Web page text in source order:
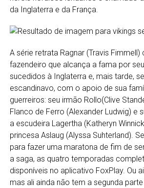
da Inglaterra e da França.
A série retrata Ragnar (Travis Fimmell)
fazendeiro que alcança a fama por
sucedidos à Inglaterra e, mais tarde,
escandinavo, com o apoio de sua
guerreiros: seu irmão Rollo(Clive
Flanco de Ferro (Alexander Ludwig) e
a escudeira Lagertha (Katheryn
princesa Aslaug (Alyssa Suhterland).
para fazer uma maratona de fim de
a saga, as quatro temporadas
disponíveis no aplicativo FoxPlay. Ou
mas ali ainda não tem a segunda